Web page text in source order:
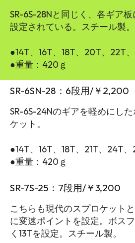
SR-6S-28Nと同じく、各ギア
設定されている。スチール製。
●14T、16T、18T、20T、22T
●重量：420ｇ
SR-6SN-28：6段用/￥2,200
SR-6S-24Nのギアを軽めにし
ケット。
●14T、16T、18T、21T、24T
●重量：420ｇ
SR-7S-25：7段用/￥3,200
こちらも現代のスプロケット
に変速ポイントを設定。ボス
く13Tを設定。スチール製。